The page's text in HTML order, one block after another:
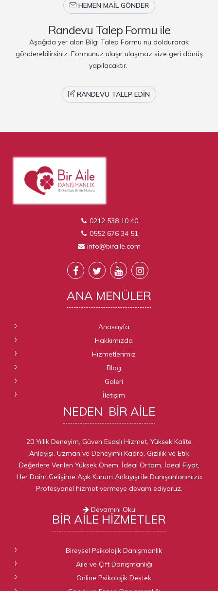
HEMEN MAIL GÖNDER
Randevu Talep Formu ile
Aşağıda yer alan Bilgi Talep Formu nu doldurarak
gönderebilirsiniz. Formunuz ulaşır ulaşmaz size geri dönüş
yapılacaktır.
RANDEVU TALEP EDIN
0212 538 10 40
0552 676 34 51
info@biraile.com
ANA MENÜLER
Anasayfa
Hakkımızda
Hizmetlerimiz
Blog
Galeri
İletişim
NEDEN BIR AILE
20 Yıllık Deneyim, Güven Esaslı Hizmet, Yüksek Kalite
Anlayışı, Uzman ve Deneyimli Kadro, Gizlilik ve Etik
Değerlere Verilen Yüksek Önem, İdeal Ortam, İdeal Fiyat,
Her Daim Gelişime Açık Kurum Anlayışı ile Danışanlarımıza
Profesyonel hizmet vermeye devam ediyoruz.
Devamını Oku
BIR AILE HIZMETLER
Bireysel Psikolojik Danışmanlık
Aile ve Çift Danışmanlığı
Online Psikolojik Destek